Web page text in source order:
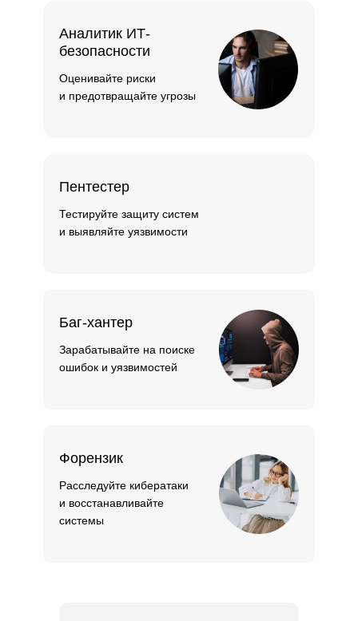
Аналитик ИТ-
безопасности
Оценивайте риски
и предотвращайте угрозы
Пентестер
Тестируйте защиту систем
и выявляйте уязвимости
Баг-хантер
Зарабатывайте на поиске
ошибок и уязвимостей
Форензик
Расследуйте кибератаки
и восстанавливайте
системы